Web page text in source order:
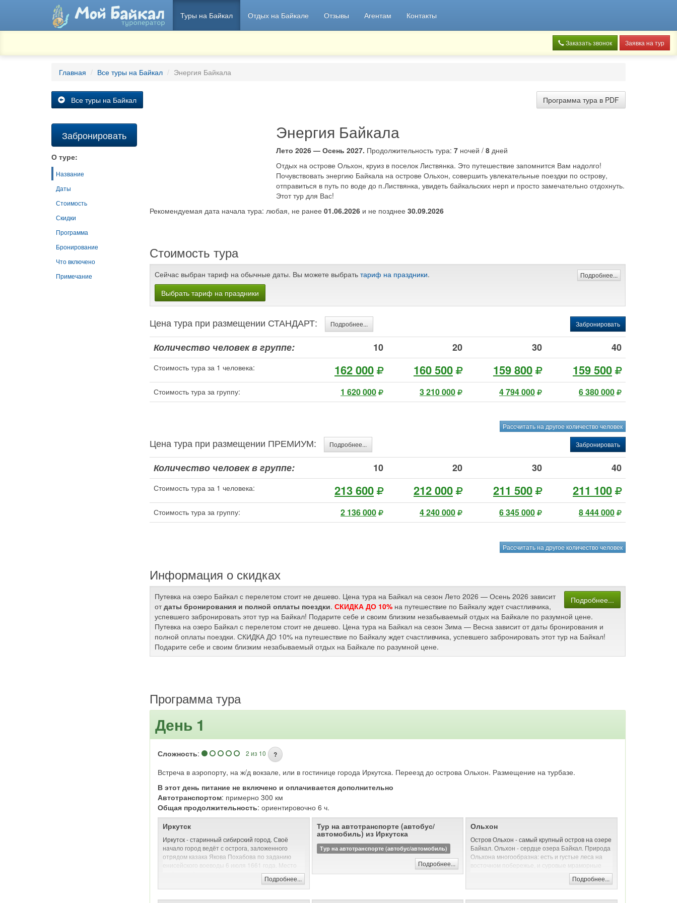
Туры на Байкал Отдых на Байкале Отзывы Агентам Контакты
Заказать звонок Заявка на тур
Главная Все туры на Байкал Энергия Байкала
Программа тура в PDF
Все туры на Байкал
Энергия Байкала
Лето 2026 — Осень 2027. Продолжительность тура:7 ночей /8 дней
Отдых на острове Ольхон, круиз в поселок Листвянка. Это путешествие запомнится Вам надолго!
Почувствовать энергию Байкала на острове Ольхон, совершить увлекательные поездки по острову,
отправиться в путь по воде до п.Листвянка, увидеть байкальских нерп и просто замечательно отдохнуть.
Этот тур для Вас!
Рекомендуемая дата начала тура: любая, не ранее 01.06.2026 и не позднее 30.09.2026
Стоимость тура
Сейчас выбран тариф на обычные даты. Вы можете выбрать тариф на праздники. Подробнее...
Выбрать тариф на праздники
Цена тура при размещении СТАНДАРТ: Подробнее... Забронировать
Количество человек в группе: 10 20 30 40
Стоимость тура за 1 человека: 162 000 160 500 159 800 159 500
Стоимость тура за группу: 1 620 000 3 210 000 4 794 000 6 380 000
Рассчитать на другое количество человек
Цена тура при размещении ПРЕМИУМ: Подробнее... Забронировать
Количество человек в группе: 10 20 30 40
Стоимость тура за 1 человека: 213 600 212 000 211 500 211 100
Стоимость тура за группу: 2 136 000 4 240 000 6 345 000 8 444 000
Рассчитать на другое количество человек
Информация о скидках
Подробнее...
Путевка на озеро Байкал с перелетом стоит не дешево. Цена тура на Байкал на сезон Лето 2026 — Осень 2026 зависит
отдаты бронирования и полной оплаты поездки. СКИДКА ДО 10% на путешествие по Байкалу ждет счастливчика,
успевшего забронировать этот тур на Байкал! Подарите себе и своим близким незабываемый отдых на Байкале по разумной цене.
Путевка на озеро Байкал с перелетом стоит не дешево. Цена тура на Байкал на сезон Зима — Весна зависит от даты бронирования и
полной оплаты поездки. СКИДКА ДО 10% на путешествие по Байкалу ждет счастливчика, успевшего забронировать этот тур на Байкал!
Подарите себе и своим близким незабываемый отдых на Байкале по разумной цене.
Программа тура
День 1
Сложность: 2 из 10 ?
Встреча в аэропорту, на ж/д вокзале, или в гостинице города Иркутска. Переезд до острова Ольхон. Размещение на турбазе.
В этот день питание не включено и оплачивается дополнительно
Автотранспортом: примерно 300 км
Общая продолжительность: ориентировочно 6 ч.
Иркутск
Иркутск - старинный сибирский город. Своё
начало город ведёт с острога, заложенного
отрядом казака Якова Похабова по заданию
енисейского воеводы 6 июля 1661 года. Место
на берегу Ангары при впадении в неё реки Иркут
оказалось пригодным для земледелия и
скотоводства, водный путь обеспечивал
сообщение с Енисеем и Байкалом.
Подробнее...
Тур на автотранспорте (автобус/
автомобиль) из Иркутска
Тур на автотранспорте (автобус/автомобиль)
Подробнее...
Ольхон
Остров Ольхон - самый крупный остров на озере
Байкал. Ольхон - сердце озера Байкал. Природа
Ольхона многообразна: есть и густые леса на
восточном побережье, и суровые мраморные
скалы, и песчаные пляжи с дюнами на западе, и
голые степи. Пейзажи дикой природы Ольхона
красивы и величественны - недаром он
ежегодно привлекает тысячи туристов со всего
Подробнее...
Забронировать
О туре:
Название
Даты
Стоимость
Скидки
Программа
Бронирование
Что включено
Примечание